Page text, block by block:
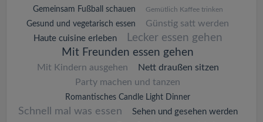
Gemeinsam Fußball schauen Gemütlich Kaffee trinken
Gesund und vegetarisch essen Günstig satt werden
Haute cuisine erleben
Lecker essen gehen
Mit Freunden essen gehen
Mit Kindern ausgehen
Nett draußen sitzen
Party machen und tanzen
Romantisches Candle Light Dinner
Schnell mal was essen Sehen und gesehen werden